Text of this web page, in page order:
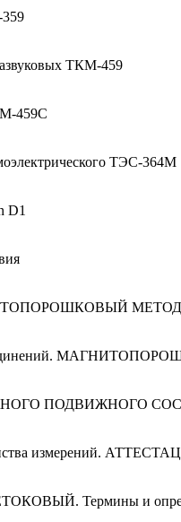
ТКМ-459
459С
ТЭС-364М
D1
МЕТОД.
соединений.
ПОДВИЖНОГО
единства измерений.
Термины и